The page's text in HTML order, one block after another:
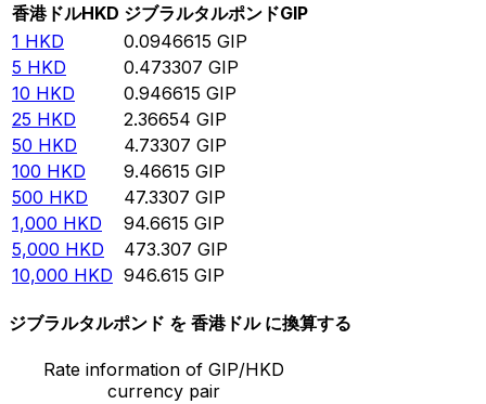
香港ドルHKD ジブラルタルポンドGIP
1 HKD 0.0946615 GIP
5 HKD 0.473307 GIP
10 HKD 0.946615 GIP
25 HKD 2.36654 GIP
50 HKD 4.73307 GIP
100 HKD 9.46615 GIP
500 HKD 47.3307 GIP
1,000 HKD 94.6615 GIP
5,000 HKD 473.307 GIP
10,000 HKD 946.615 GIP
ジブラルタルポンド を 香港ドル に換算する
Rate information of GIP/HKD
currency pair